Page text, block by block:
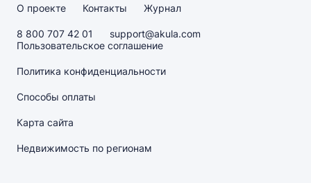
О проекте Контакты Журнал
8 800 707 42 01
support@akula.com
Пользовательское соглашение
Политика конфиденциальности
Способы оплаты
Карта сайта
Недвижимость по регионам